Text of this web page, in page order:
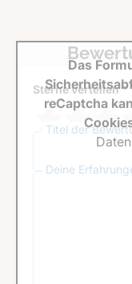
Sterne verteilen *
Titel der
Deine
Das
reCaptcha